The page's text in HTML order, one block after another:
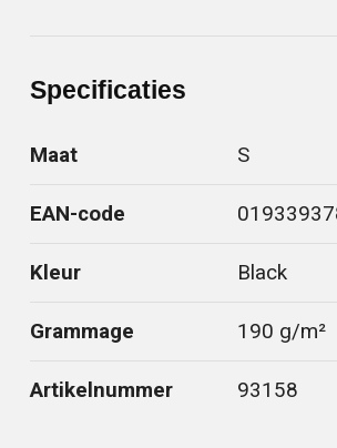
Specificaties
Maat S
EAN-code
Kleur Black
Grammage 190 g/m²
Artikelnummer 93158